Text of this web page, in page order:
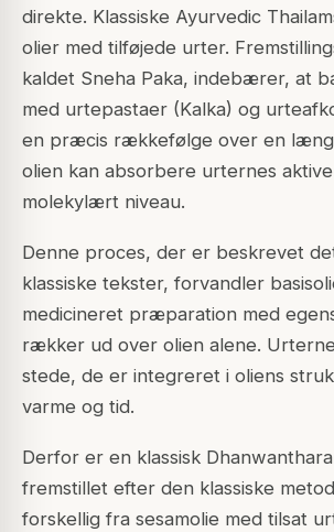
direkte. Klassiske Ayurvedic
olier med tilføjede urter.
kaldet Sneha Paka, indebærer, at
med urtepastaer (Kalka) og
en præcis rækkefølge over en
olien kan absorbere urternes
molekylært niveau.
Denne proces, der er beskrevet
klassiske tekster, forvandler
medicineret præparation med
rækker ud over olien alene.
stede, de er integreret i oliens
varme og tid.
Derfor er en klassisk
fremstillet efter den klassiske
forskellig fra sesamolie med tilsat